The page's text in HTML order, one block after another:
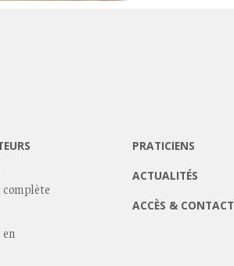
PRATICIENS
ACTUALITÉS
ACCÈS & CONTACT